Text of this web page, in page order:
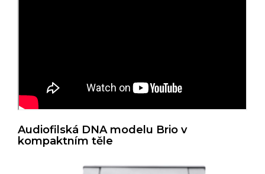
Audiofilská DNA modelu Brio v
kompaktním těle